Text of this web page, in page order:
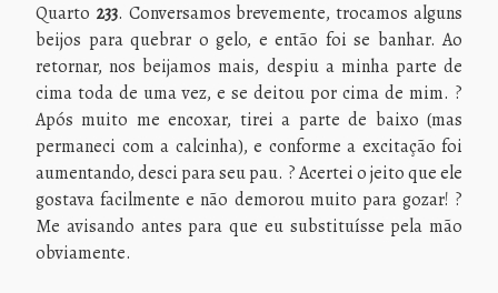
Quarto 233. Conversamos brevemente, trocamos alguns
beijos para quebrar o gelo, e então foi se banhar. Ao
retornar, nos beijamos mais, despiu a minha parte de
cima toda de uma vez, e se deitou por cima de mim. ?
Após muito me encoxar, tirei a parte de baixo (mas
permaneci com a calcinha), e conforme a excitação foi
aumentando, desci para seu pau. ? Acertei o jeito que ele
gostava facilmente e não demorou muito para gozar! ?
Me avisando antes para que eu substituísse pela mão
obviamente.